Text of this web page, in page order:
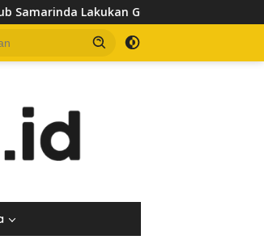
Lakukan Gembok Ban hingga